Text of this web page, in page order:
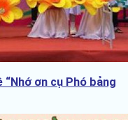
“Nhớ ơn cụ Phó bảng